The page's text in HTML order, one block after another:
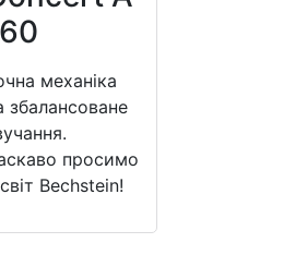
механіка
збалансоване
просимо
Bechstein!